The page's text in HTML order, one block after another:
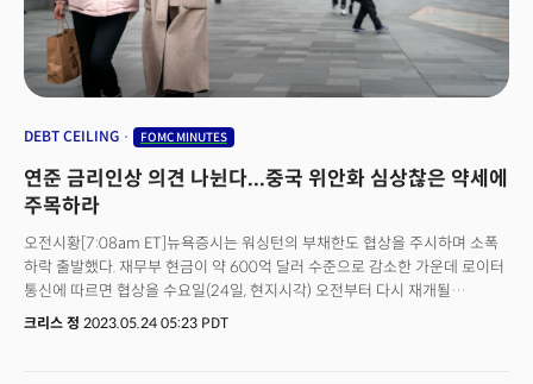
커지고 있다. 차이신 제조업 구매관리자지수(PMI)에 따르면 6월 공장활동은
5월 50.9에서 50.5로 하락해 경기 위축의 경계에 선 것으로 나타났다. 중국
국가통계국이 발표한 공식 제조업 PMI는 이미 49.0으로 하락해 경기
위축영역으로 진입했다는 점에서 중국의 제조업 침체는 이제 확실시 되고
부진했다. 차이신 서비스 PMI 지표는 5월 57.1에서 6월 53.9로 완화되며
비즈니스 활동과 신규 주문이 모두 5월보다 눈에 띄게 둔화됐다고 평가했다.
특히 경제 둔화의 원인으로 가파른 디플레이션과 높은 청년 실업률 및 부진한
경기침체 올 위험 커"[11:01am ET]중국에 이어 유럽의 성장 역시 가파른
둔화세가 관측됐다. 특히 유럽의 경제엔진으로 인식되는 독일의 서비스 부문
성장세가 5개월 연속 하락한 제조업의 심각한 위축에 이어 지난 5월 13개월
최고치였던 57.2에서 6월에는 54.1로 떨어졌다. 독일의 부진이 예상 밖은
DEBT CEILING FOMC MINUTES
연준 금리인상 의견 나뉜다...중국 위안화 심상찮은 약세에
주목하라
오전시황[7:08am ET]뉴욕증시는 워싱턴의 부채한도 협상을 주시하며 소폭
하락 출발했다. 재무부 현금이 약 600억 달러 수준으로 감소한 가운데 로이터
통신에 따르면 협상을 수요일(24일, 현지시각) 오전부터 다시 재개될
예정이다. 한편 유럽은 영국의 예상보다 높은 인플레이션과 중국의
크리스 정 2023.05.24 05:23 PDT